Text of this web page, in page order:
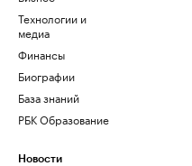
Технологии и
медиа
Финансы
Биографии
База знаний
РБК Образование
Новости